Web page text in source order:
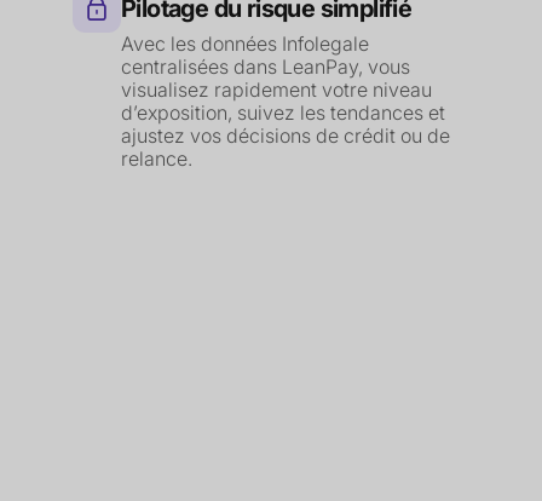
Pilotage du risque simplifié
Avec les données Infolegale
centralisées dans LeanPay, vous
visualisez rapidement votre niveau
d’exposition, suivez les tendances et
ajustez vos décisions de crédit ou de
relance.